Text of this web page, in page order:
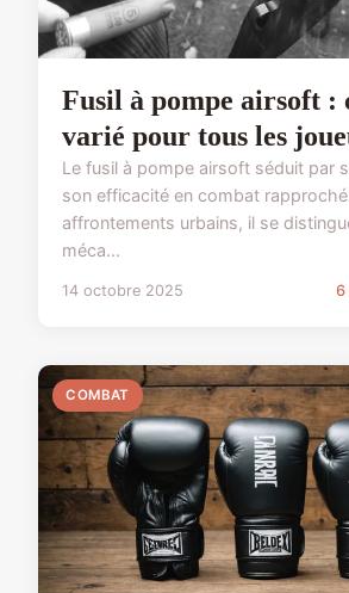
Fusil à pompe airsoft :
varié pour tous les
Le fusil à pompe airsoft séduit par
son efficacité en combat
affrontements urbains, il se
méca...
14 octobre 2025 6
COMBAT